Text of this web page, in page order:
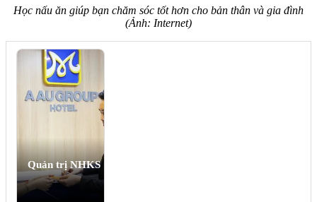
Học nấu ăn giúp bạn chăm sóc tốt hơn cho bản thân và gia đình
(Ảnh: Internet)
Quản trị NHKS